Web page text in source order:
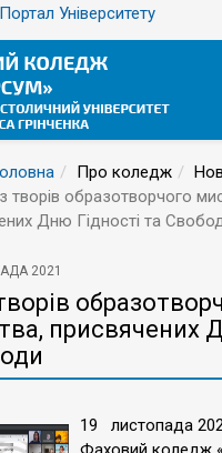
Портал Університету
Про коледж
творів образотворчого
Дню Гідності та
2021
присвячених
19 листопада